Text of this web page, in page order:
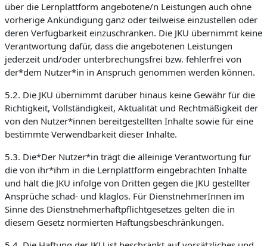
über die Lernplattform angebotene/n Leistungen auch ohne
vorherige Ankündigung ganz oder teilweise einzustellen oder
deren Verfügbarkeit einzuschränken. Die JKU übernimmt keine
Verantwortung dafür, dass die angebotenen Leistungen
jederzeit und/oder unterbrechungsfrei bzw. fehlerfrei von
der*dem Nutzer*in in Anspruch genommen werden können.
5.2. Die JKU übernimmt darüber hinaus keine Gewähr für die
Richtigkeit, Vollständigkeit, Aktualität und Rechtmäßigkeit der
von den Nutzer*innen bereitgestellten Inhalte sowie für eine
bestimmte Verwendbarkeit dieser Inhalte.
5.3. Die*Der Nutzer*in trägt die alleinige Verantwortung für
die von ihr*ihm in die Lernplattform eingebrachten Inhalte
und hält die JKU infolge von Dritten gegen die JKU gestellter
Ansprüche schad- und klaglos. Für DienstnehmerInnen im
Sinne des Dienstnehmerhaftpflichtgesetzes gelten die in
diesem Gesetz normierten Haftungsbeschränkungen.